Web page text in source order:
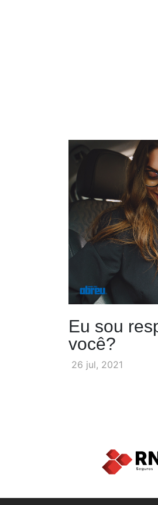
Eu sou
você?
26 jul, 2021